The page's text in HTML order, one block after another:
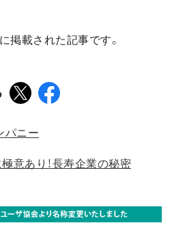
載された記事です。
パニー
意あり！長寿企業の秘密